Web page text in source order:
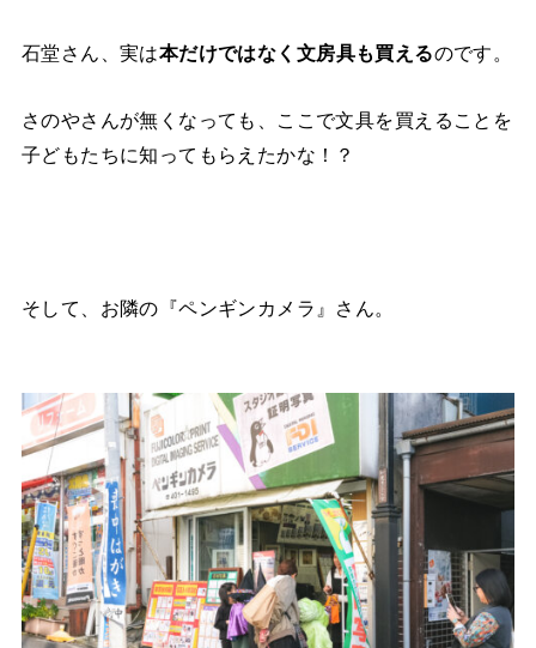
石堂さん、実は本だけではなく文房具も買えるのです。
さのやさんが無くなっても、ここで文具を買えることを
子どもたちに知ってもらえたかな！？
そして、お隣の『ペンギンカメラ』さん。